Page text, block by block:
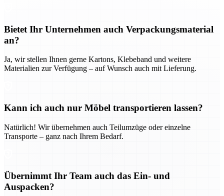
Bietet Ihr Unternehmen auch Verpackungsmaterial
an?
Ja, wir stellen Ihnen gerne Kartons, Klebeband und weitere
Materialien zur Verfügung – auf Wunsch auch mit Lieferung.
Kann ich auch nur Möbel transportieren lassen?
Natürlich! Wir übernehmen auch Teilumzüge oder einzelne
Transporte – ganz nach Ihrem Bedarf.
Übernimmt Ihr Team auch das Ein- und
Auspacken?